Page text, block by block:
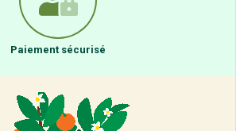
Paiement sécurisé